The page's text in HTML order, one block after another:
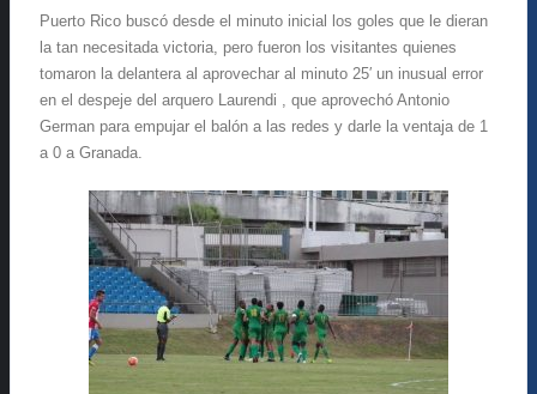
Puerto Rico buscó desde el minuto inicial los goles que le dieran
la tan necesitada victoria, pero fueron los visitantes quienes
tomaron la delantera al aprovechar al minuto 25′ un inusual error
en el despeje del arquero Laurendi , que aprovechó Antonio
German para empujar el balón a las redes y darle la ventaja de 1
a 0 a Granada.